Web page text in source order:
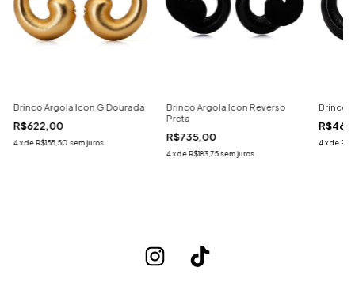
Brinco Argola Icon G Dourada
R$622,00
4xdeR$155,50 sem juros
Brinco Argola Icon Reverso
Preta
R$735,00
4xdeR$183,75 sem juros
Brinco
4xde